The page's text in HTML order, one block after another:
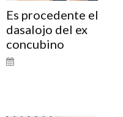
Es procedente el
dasalojo del ex
concubino